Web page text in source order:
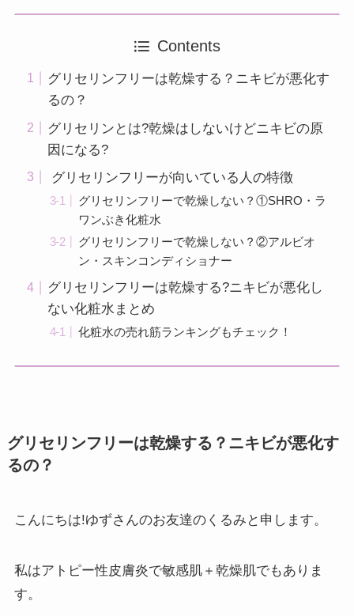
Contents
グリセリンフリーは乾燥する？ニキビが悪化す
るの？
グリセリンとは?乾燥はしないけどニキビの原
因になる?
グリセリンフリーが向いている人の特徴
グリセリンフリーで乾燥しない？①SHRO・ラ
ワンぶき化粧水
グリセリンフリーで乾燥しない？②アルビオ
ン・スキンコンディショナー
グリセリンフリーは乾燥する?ニキビが悪化し
ない化粧水まとめ
化粧水の売れ筋ランキングもチェック！
グリセリンフリーは乾燥する？ニキビが悪化す
るの？
こんにちは!ゆずさんのお友達のくるみと申します。
私はアトピー性皮膚炎で敏感肌＋乾燥肌でもありま
す。